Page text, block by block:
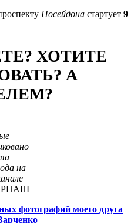
Посейдона стартует 9
ХОТИТЕ
А
на
фотографий моего друга